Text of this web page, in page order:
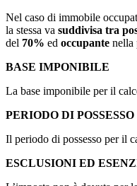
Nel caso di immobile
la stessa va suddivisa tra
del 70% ed occupante nella
BASE IMPONIBILE
La base imponibile per il
PERIODO DI POSSESSO
Il periodo di possesso per il
ESCLUSIONI ED